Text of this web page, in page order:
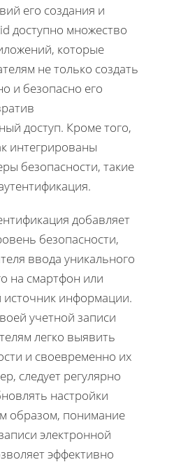
его создания и
доступно множество
которые
не только создать
и безопасно его
доступ. Кроме того,
интегрированы
безопасности, такие
добавляет
безопасности,
ввода уникального
на смартфон или
информации.
учетной записи
легко выявить
и своевременно их
следует регулярно
настройки
образом, понимание
электронной
эффективно